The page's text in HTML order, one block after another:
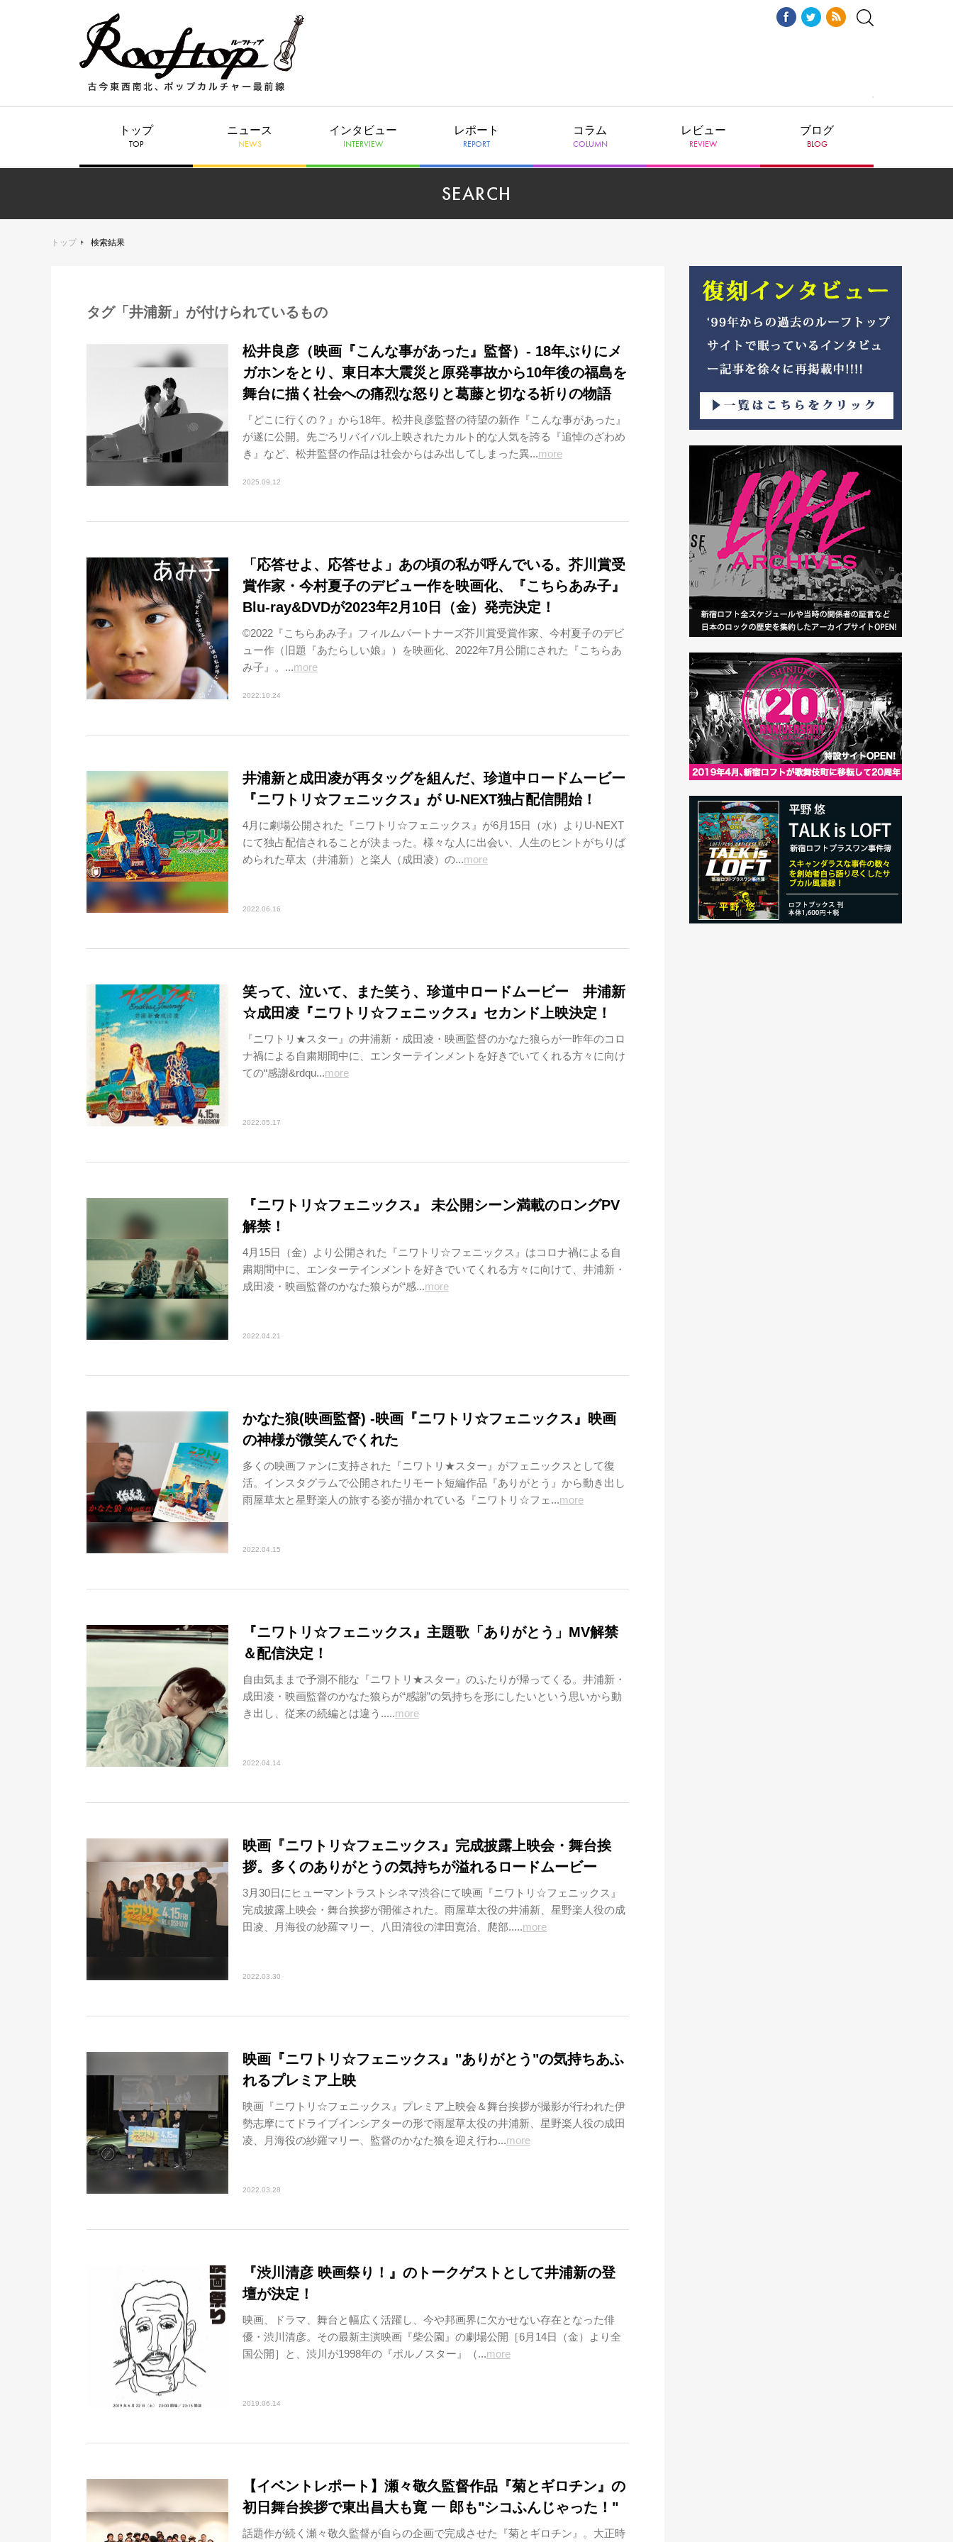
トップ
TOP
ニュース
NEWS
インタビュー
INTERVIEW
レポート
REPORT
コラム
COLUMN
レビュー
REVIEW
ブログ
BLOG
SEARCH
トップ 検索結果
タグ「井浦新」が付けられているもの
松井良彦（映画『こんな事があった』監督）- 18年ぶりにメ
ガホンをとり、東日本大震災と原発事故から10年後の福島を
舞台に描く社会への痛烈な怒りと葛藤と切なる祈りの物語
『どこに行くの？』から18年。松井良彦監督の待望の新作『こんな事があった』
が遂に公開。先ごろリバイバル上映されたカルト的な人気を誇る『追悼のざわめ
き』など、松井監督の作品は社会からはみ出してしまった異...more
2025.09.12
「応答せよ、応答せよ」あの頃の私が呼んでいる。芥川賞受
賞作家・今村夏子のデビュー作を映画化、『こちらあみ子』
Blu-ray&DVDが2023年2月10日（金）発売決定！
©︎2022『こちらあみ子』フィルムパートナーズ芥川賞受賞作家、今村夏子のデビ
ュー作（旧題『あたらしい娘』）を映画化、2022年7月公開にされた『こちらあ
み子』。...more
2022.10.24
井浦新と成田凌が再タッグを組んだ、珍道中ロードムービー
『ニワトリ☆フェニックス』が U-NEXT独占配信開始！
4月に劇場公開された『ニワトリ☆フェニックス』が6月15日（水）よりU-NEXT
にて独占配信されることが決まった。様々な人に出会い、人生のヒントがちりば
められた草太（井浦新）と楽人（成田凌）の...more
2022.06.16
笑って、泣いて、また笑う、珍道中ロードムービー 井浦新
☆成田凌『ニワトリ☆フェニックス』セカンド上映決定！
『ニワトリ★スター』の井浦新・成田凌・映画監督のかなた狼らが一昨年のコロ
ナ禍による自粛期間中に、エンターテインメントを好きでいてくれる方々に向け
ての“感謝&rdqu...more
2022.05.17
『ニワトリ☆フェニックス』 未公開シーン満載のロングPV
解禁！
4月15日（金）より公開された『ニワトリ☆フェニックス』はコロナ禍による自
粛期間中に、エンターテインメントを好きでいてくれる方々に向けて、井浦新・
成田凌・映画監督のかなた狼らが“感...more
2022.04.21
かなた狼(映画監督) -映画『ニワトリ☆フェニックス』映画
の神様が微笑んでくれた
多くの映画ファンに支持された『ニワトリ★スター』がフェニックスとして復
活。インスタグラムで公開されたリモート短編作品『ありがとう』から動き出し
雨屋草太と星野楽人の旅する姿が描かれている『ニワトリ☆フェ...more
2022.04.15
『ニワトリ☆フェニックス』主題歌「ありがとう」MV解禁
＆配信決定！
自由気ままで予測不能な『ニワトリ★スター』のふたりが帰ってくる。井浦新・
成田凌・映画監督のかなた狼らが“感謝”の気持ちを形にしたいという思いから動
き出し、従来の続編とは違う.....more
2022.04.14
映画『ニワトリ☆フェニックス』完成披露上映会・舞台挨
拶。多くのありがとうの気持ちが溢れるロードムービー
3月30日にヒューマントラストシネマ渋谷にて映画『ニワトリ☆フェニックス』
完成披露上映会・舞台挨拶が開催された。雨屋草太役の井浦新、星野楽人役の成
田凌、月海役の紗羅マリー、八田清役の津田寛治、爬部.....more
2022.03.30
映画『ニワトリ☆フェニックス』"ありがとう"の気持ちあふ
れるプレミア上映
映画『ニワトリ☆フェニックス』プレミア上映会＆舞台挨拶が撮影が行われた伊
勢志摩にてドライブインシアターの形で雨屋草太役の井浦新、星野楽人役の成田
凌、月海役の紗羅マリー、監督のかなた狼を迎え行わ...more
2022.03.28
『渋川清彦 映画祭り！』のトークゲストとして井浦新の登
壇が決定！
映画、ドラマ、舞台と幅広く活躍し、今や邦画界に欠かせない存在となった俳
優・渋川清彦。その最新主演映画『柴公園』の劇場公開［6月14日（金）より全
国公開］と、渋川が1998年の『ポルノスター』（...more
2019.06.14
【イベントレポート】瀬々敬久監督作品『菊とギロチン』の
初日舞台挨拶で東出昌大も寛 一 郎も"シコふんじゃった！"
話題作が続く瀬々敬久監督が自らの企画で完成させた『菊とギロチン』。大正時